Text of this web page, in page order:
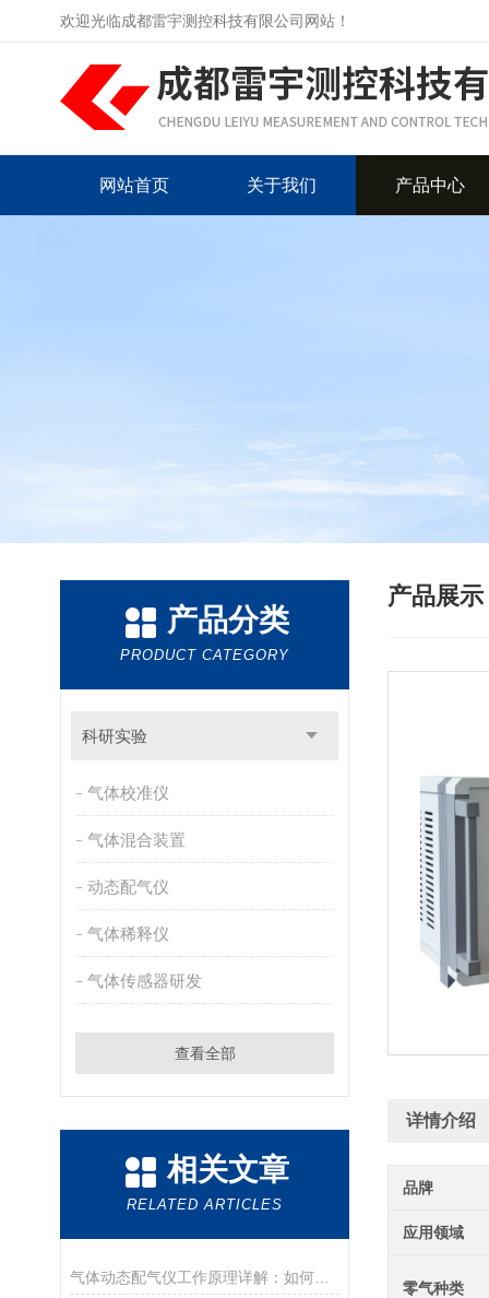
欢迎光临成都雷宇测控科技有限公司网站！
网站首页 关于我们 产品中心
产品分类
PRODUCT CATEGORY
科研实验
气体校准仪
气体混合装置
动态配气仪
气体稀释仪
气体传感器研发
查看全部
相关文章
RELATED ARTICLES
气体动态配气仪工作原理详解：如何实现精准气体浓度配制？
产品展示
详情介绍
品牌
应用领域
零气种类